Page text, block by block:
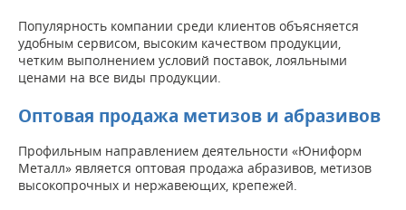
Популярность компании среди клиентов объясняется
удобным сервисом, высоким качеством продукции,
четким выполнением условий поставок, лояльными
ценами на все виды продукции.
Оптовая продажа метизов и абразивов
Профильным направлением деятельности «Юниформ
Металл» является оптовая продажа абразивов, метизов
высокопрочных и нержавеющих, крепежей.